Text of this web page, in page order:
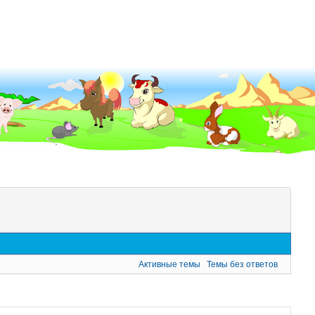
Активные темы Темы без ответов